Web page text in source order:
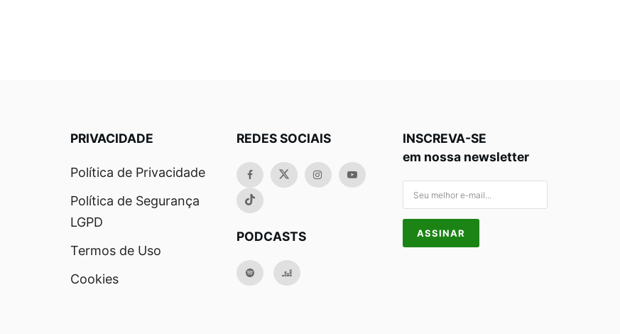
PRIVACIDADE
Política de Privacidade
Política de Segurança
LGPD
Termos de Uso
Cookies
REDES SOCIAIS
PODCASTS
INSCREVA-SE
em nossa newsletter